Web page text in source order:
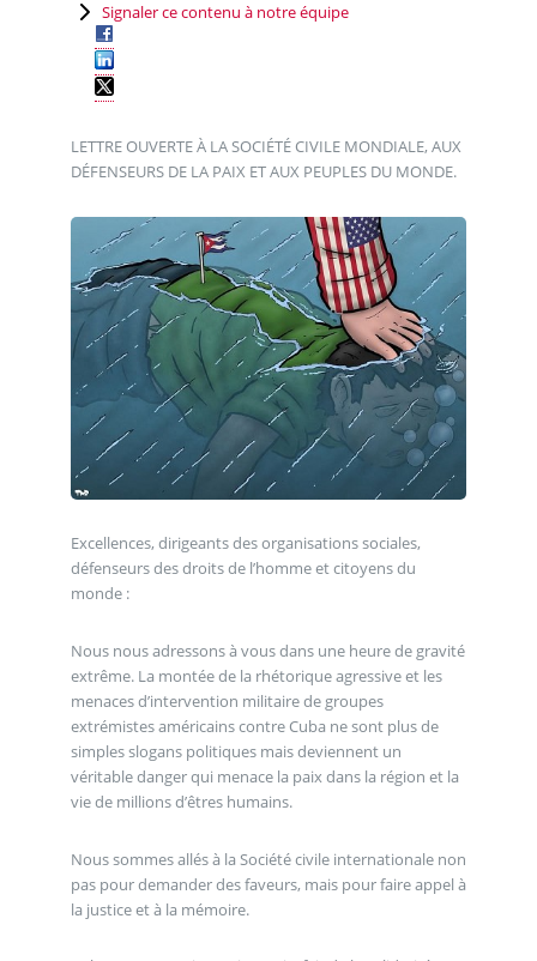
Signaler ce contenu à notre équipe
LETTRE OUVERTE À LA SOCIÉTÉ CIVILE MONDIALE, AUX
DÉFENSEURS DE LA PAIX ET AUX PEUPLES DU MONDE.
Excellences, dirigeants des organisations sociales,
défenseurs des droits de l’homme et citoyens du
monde :
Nous nous adressons à vous dans une heure de gravité
extrême. La montée de la rhétorique agressive et les
menaces d’intervention militaire de groupes
extrémistes américains contre Cuba ne sont plus de
simples slogans politiques mais deviennent un
véritable danger qui menace la paix dans la région et la
vie de millions d’êtres humains.
Nous sommes allés à la Société civile internationale non
pas pour demander des faveurs, mais pour faire appel à
la justice et à la mémoire.